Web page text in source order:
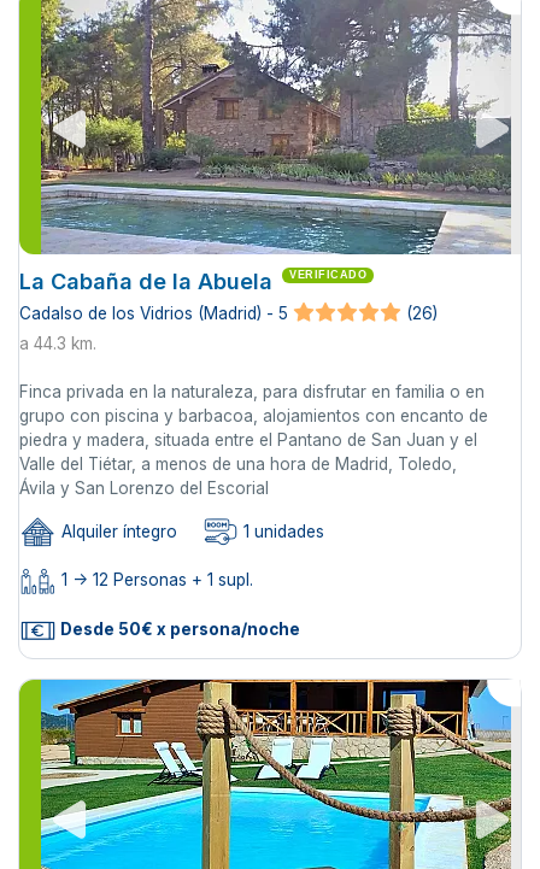
La Cabaña de la Abuela VERIFICADO
Cadalso de los Vidrios (Madrid) - 5
(26)
a 44.3 km.
Finca privada en la naturaleza, para disfrutar en familia o en
grupo con piscina y barbacoa, alojamientos con encanto de
piedra y madera, situada entre el Pantano de San Juan y el
Valle del Tiétar, a menos de una hora de Madrid, Toledo,
Ávila y San Lorenzo del Escorial
Alquiler íntegro 1 unidades
1 -> 12 Personas + 1 supl.
Desde 50€ x persona/noche